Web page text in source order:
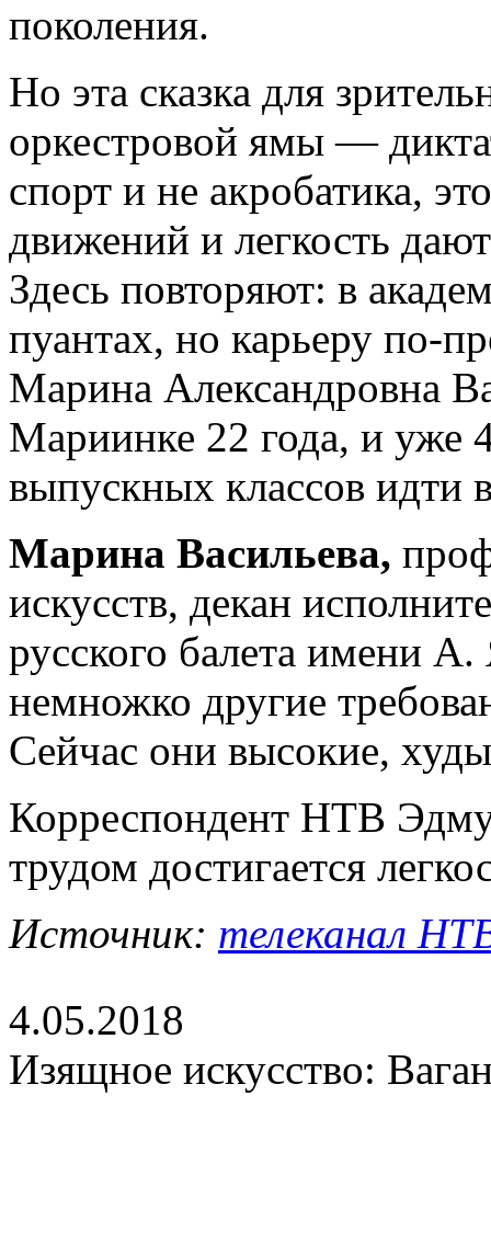
поколения.
Но эта сказка для
оркестровой ямы —
спорт и не акробатика,
движений и легкость
Здесь повторяют: в
пуантах, но карьеру по-
Марина Александровна
Мариинке 22 года, и уже
выпускных классов идти
Марина Васильева,
искусств, декан
русского балета имени
немножко другие
Сейчас они высокие,
Корреспондент НТВ
трудом достигается
Источник: телеканал
4.05.2018
Изящное искусство: